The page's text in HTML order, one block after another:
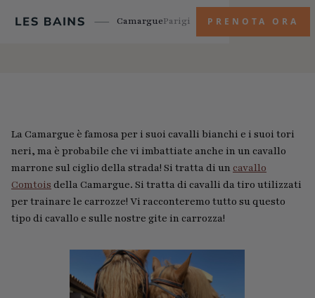
CamargueParigi PRENOTA ORA
La Camargue è famosa per i suoi cavalli bianchi e i suoi tori
neri, ma è probabile che vi imbattiate anche in un cavallo
marrone sul ciglio della strada! Si tratta di un cavallo
Comtois della Camargue. Si tratta di cavalli da tiro utilizzati
per trainare le carrozze! Vi racconteremo tutto su questo
tipo di cavallo e sulle nostre gite in carrozza!